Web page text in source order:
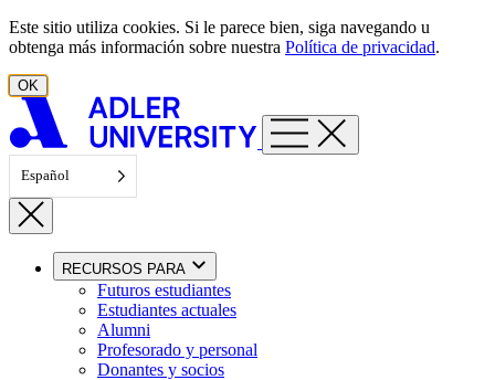
Ir al contenido
Este sitio utiliza cookies. Si le parece bien, siga navegando u
obtenga más información sobre nuestra Política de privacidad.
OK
Español
RECURSOS PARA
Futuros estudiantes
Estudiantes actuales
Alumni
Profesorado y personal
Donantes y socios